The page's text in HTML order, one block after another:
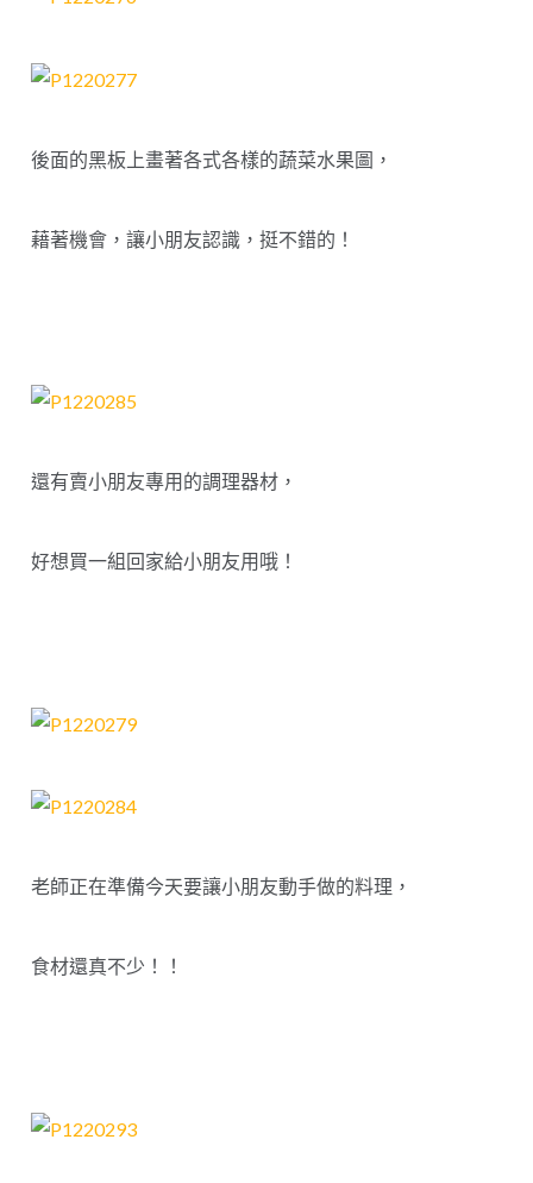
後面的黑板上畫著各式各樣的蔬菜水果圖，
藉著機會，讓小朋友認識，挺不錯的！
還有賣小朋友專用的調理器材，
好想買一組回家給小朋友用哦！
老師正在準備今天要讓小朋友動手做的料理，
食材還真不少！！